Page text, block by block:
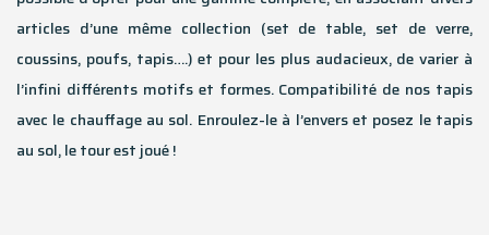
articles d’une même collection (set de table, set de verre,
coussins, poufs, tapis….) et pour les plus audacieux, de varier à
l’infini différents motifs et formes. Compatibilité de nos tapis
avec le chauffage au sol. Enroulez-le à l’envers et posez le tapis
au sol, le tour est joué !